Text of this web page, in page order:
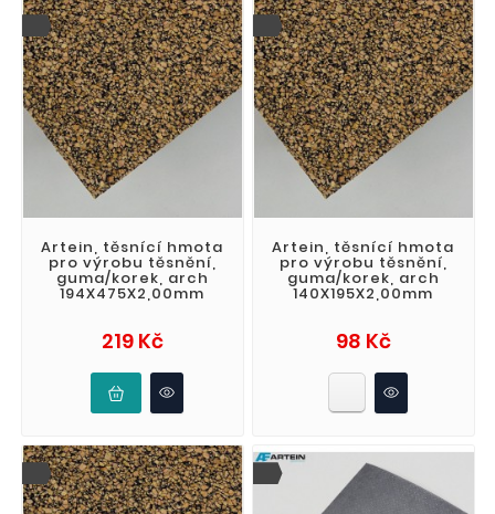
Artein, těsnící hmota
pro výrobu těsnění,
guma/korek, arch
194X475X2,00mm
219 KčCena
Artein, těsnící hmota
pro výrobu těsnění,
guma/korek, arch
140X195X2,00mm
98 KčCena